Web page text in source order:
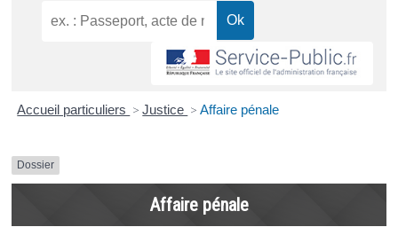
Accueil particuliers > Justice > Affaire pénale
Dossier
Affaire pénale